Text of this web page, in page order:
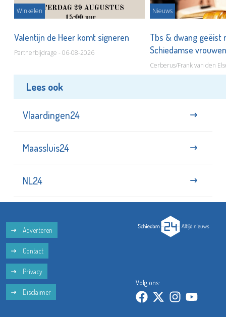
Winkelen
Valentijn de Heer komt signeren
Partnerbijdrage - 06-08-2026
Nieuws
Tbs & dwang geëist
Schiedamse
Cerberus/Frank van den
Lees ook
Vlaardingen24
Maassluis24
NL24
Adverteren
Contact
Privacy
Disclaimer
Volg ons: